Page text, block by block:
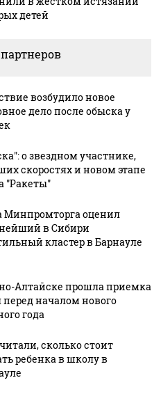
детей
возбудило новое
дело после обыска у
о звездном участнике,
скоростях и новом этапе
"Ракеты"
Минпромторга оценил
в Сибири
кластер в Барнауле
Алтайске прошла приемка
началом нового
года
сколько стоит
ребенка в школу в